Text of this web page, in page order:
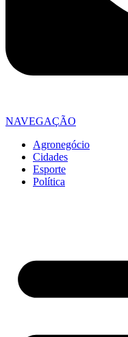
NAVEGAÇÃO
Agronegócio
Cidades
Esporte
Política